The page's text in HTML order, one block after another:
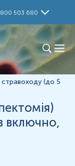
503 680
та діапазон
стравоходу (до 5
включно,